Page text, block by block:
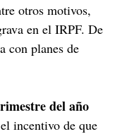
otros motivos,
en el IRPF. De
con planes de
del año
incentivo de que